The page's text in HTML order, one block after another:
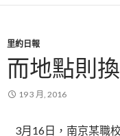
里約日報
而地點則
19 3 月, 2016
3月16日，南京某職